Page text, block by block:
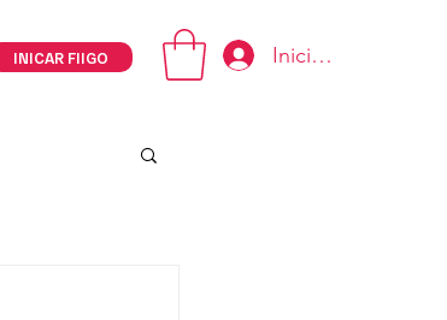
INICAR FIIGO Iniciar sesión